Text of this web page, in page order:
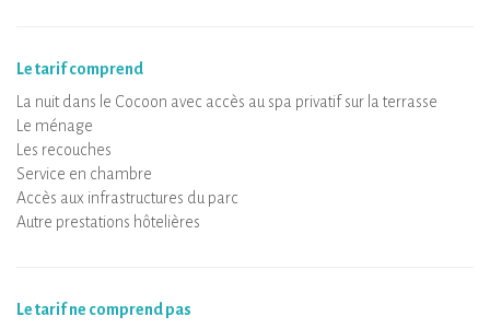
Le tarif comprend
La nuit dans le Cocoon avec accès au spa privatif sur la terrasse
Le ménage
Les recouches
Service en chambre
Accès aux infrastructures du parc
Autre prestations hôtelières
Le tarif ne comprend pas